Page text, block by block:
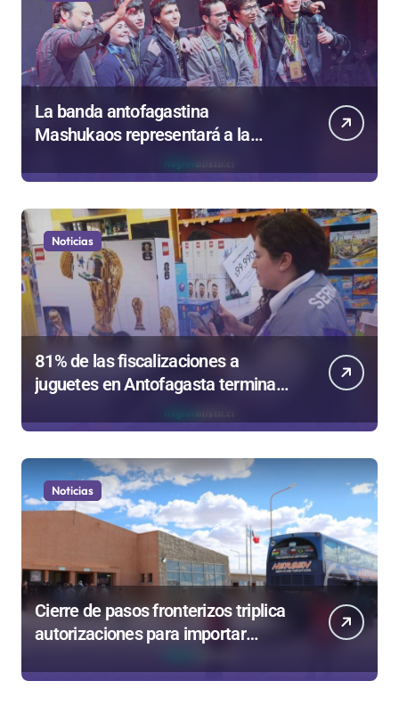
La banda antofagastina
Mashukaos representará a la
de Valparaíso
Noticias
81% de las fiscalizaciones a
juguetes en Antofagasta termina
en sumarios sanitarios
Noticias
Cierre de pasos fronterizos triplica
autorizaciones para importar